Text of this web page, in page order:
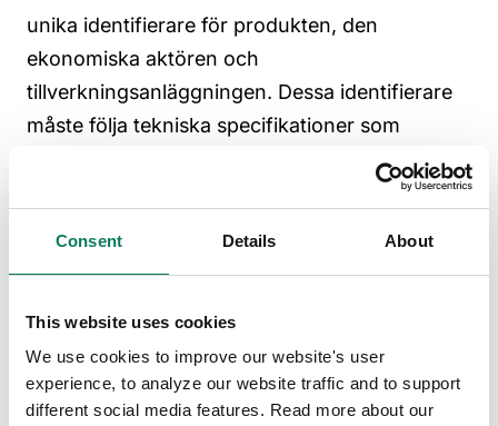
Consent Details About
This website uses cookies
We use cookies to improve our website's user
experience, to analyze our website traffic and to support
different social media features. Read more about our
unika identifierare för produkten, den
ekonomiska aktören och
tillverkningsanläggningen. Dessa identifierare
måste följa tekniska specifikationer som
antagits av kommissionen eller förtecknas i
harmoniserade standarder som offentliggjorts i
inom 18 månader efter inrättandet
systemetoch i enlighet med deharmoniserade
tekniska specifikationerna och europeiska